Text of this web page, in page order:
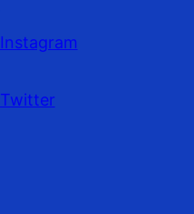
Instagram
Twitter